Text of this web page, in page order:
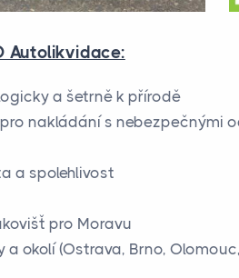
Autolikvidace:
a šetrně k přírodě
nakládání s nebezpečnými
a spolehlivost
pro Moravu
okolí (Ostrava, Brno,